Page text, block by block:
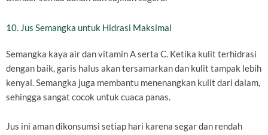
10. Jus Semangka untuk Hidrasi Maksimal
Semangka kaya air dan vitamin A serta C. Ketika kulit terhidrasi
dengan baik, garis halus akan tersamarkan dan kulit tampak lebih
kenyal. Semangka juga membantu menenangkan kulit dari dalam,
sehingga sangat cocok untuk cuaca panas.
Jus ini aman dikonsumsi setiap hari karena segar dan rendah